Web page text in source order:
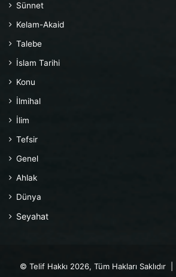
Sünnet
Kelam-Akaid
Talebe
İslam Tarihi
Konu
İlmihal
İlim
Tefsir
Genel
Ahlak
Dünya
Seyahat
© Telif Hakkı 2026, Tüm Hakları Saklıdır |